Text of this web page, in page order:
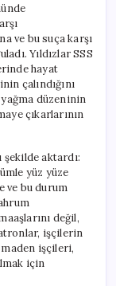
ve bu suça karşı
Yıldızlar SSS
hayat
çalındığını
düzeninin
çıkarlarının
aktardı:
yüz yüze
ve bu durum
değil,
işçilerin
işçileri,
için